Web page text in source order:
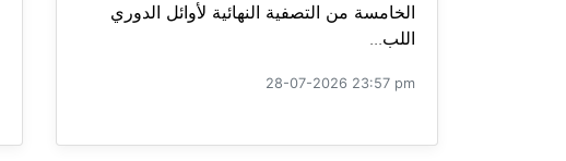
الخامسة من التصفية النهائية لأوائل الدوري
اللب...
28-07-2026 23:57 pm